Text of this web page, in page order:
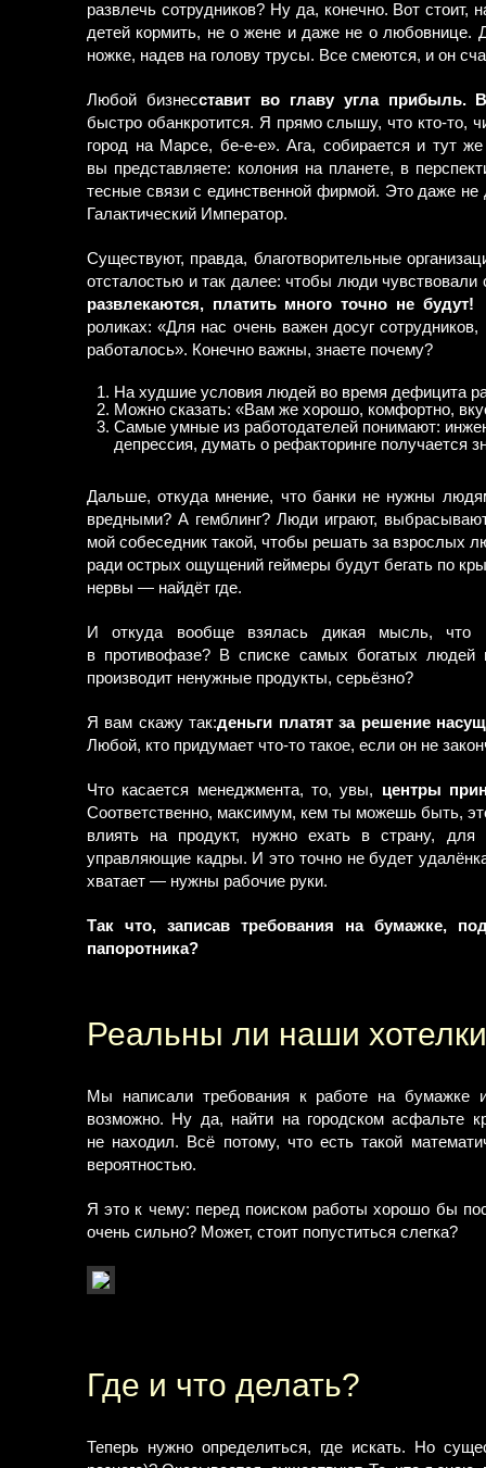
развлечь сотрудников? Ну да, конечно. Вот
детей кормить, не о жене и даже не о любовнице.
ножке, надев на голову трусы. Все смеются, и он
Любой бизнесставит во главу угла прибыль.
быстро обанкротится. Я прямо слышу, что кто-то,
город на Марсе, бе-е-е». Ага, собирается и тут
вы представляете: колония на планете, в
тесные связи с единственной фирмой. Это даже
Галактический Император.
Существуют, правда, благотворительные
отсталостью и так далее: чтобы люди
развлекаются, платить много точно не будут!
роликах: «Для нас очень важен досуг
работалось». Конечно важны, знаете почему?
На худшие условия людей во время дефицита
Можно сказать: «Вам же хорошо, комфортно,
Самые умные из работодателей понимают:
депрессия, думать о рефакторинге получается
Дальше, откуда мнение, что банки не нужны
вредными? А гемблинг? Люди играют,
мой собеседник такой, чтобы решать за взрослых
ради острых ощущений геймеры будут бегать по
нервы — найдёт где.
И откуда вообще взялась дикая мысль, что
в противофазе? В списке самых богатых
производит ненужные продукты, серьёзно?
Я вам скажу так:деньги платят за решение
Любой, кто придумает что-то такое, если он не
Что касается менеджмента, то, увы, центры
Соответственно, максимум, кем ты можешь быть,
влиять на продукт, нужно ехать в страну, для
управляющие кадры. И это точно не будет
хватает — нужны рабочие руки.
Так что, записав требования на бумажке,
папоротника?
Реальны ли наши
Мы написали требования к работе на бумажке
возможно. Ну да, найти на городском асфальте
не находил. Всё потому, что есть такой
вероятностью.
Я это к чему: перед поиском работы хорошо бы
очень сильно? Может, стоит попуститься слегка?
Где и что делать?
Теперь нужно определиться, где искать. Но